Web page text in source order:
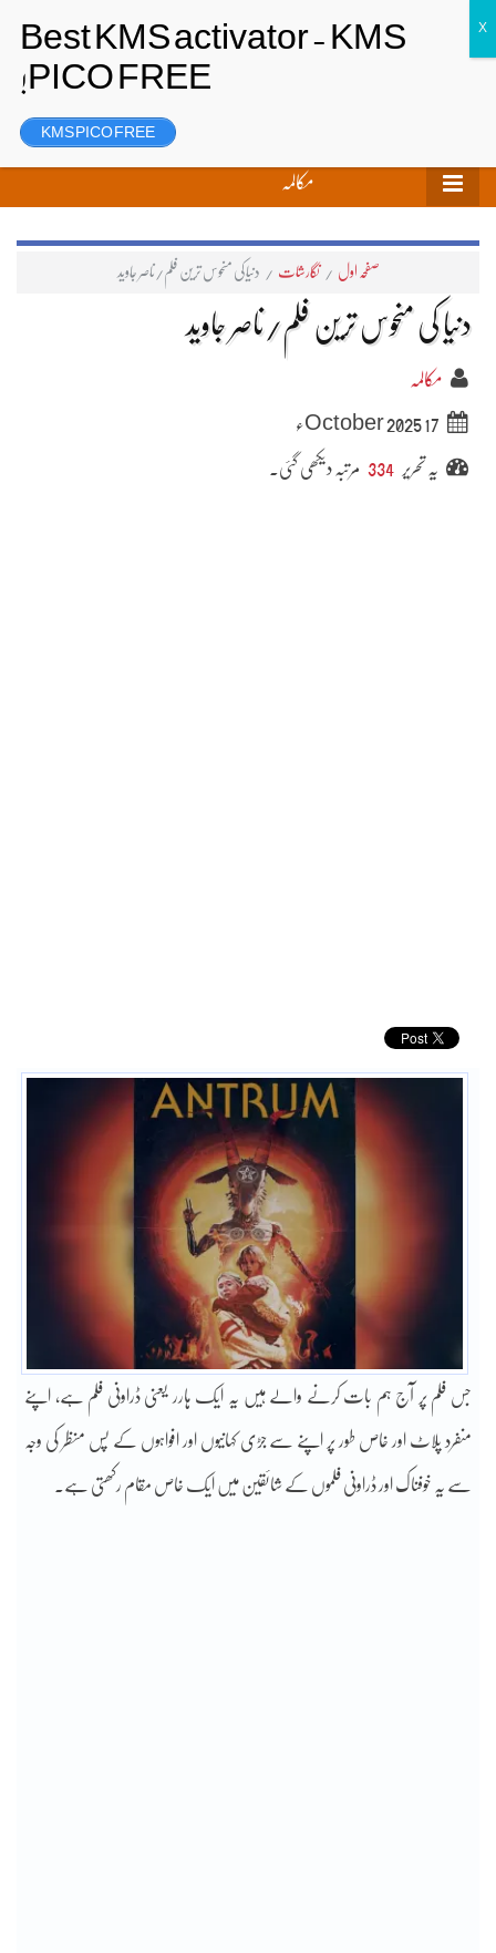
رجسٹر
مکالمہ
صفحہ اول / نگارشات / دنیا کی منحوس ترین فلم/ناصر جاوید
دنیا کی منحوس ترین فلم/ناصر جاوید
مکالمہ
17 October 2025ء
یہ تحریر 334 مرتبہ دیکھی گئی۔
جس فلم پر آج ہم بات کرنے والے ہیں یہ ایک ہارر یعنی ڈراونی فلم ہے، اپنے
منفرد پلاٹ اور خاص طور پر اپنے سے جڑی کہانیوں اور افواہوں کے پس منظر کی وجہ
سے یہ خوفناک اور ڈراونی فلموں کے شائقین میں ایک خاص مقام رکھتی ہے۔
KMS PICO FREE